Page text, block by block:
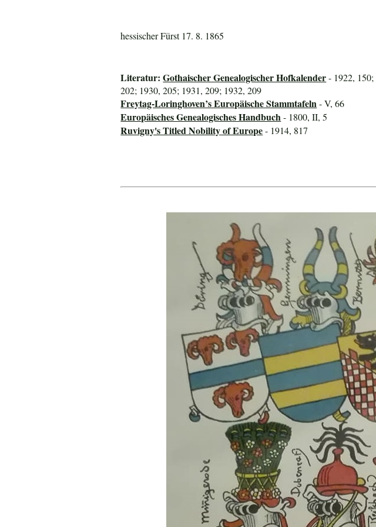
hessischer Fürst 17. 8. 1865
Literatur:Gothaischer Genealogischer Hofkalender- 1922,
202; 1930, 205; 1931, 209; 1932, 209
Freytag-Loringhoven’s Europäische Stammtafeln - V, 66
Europäisches Genealogisches Handbuch - 1800, II, 5
Ruvigny's Titled Nobility of Europe- 1914, 817